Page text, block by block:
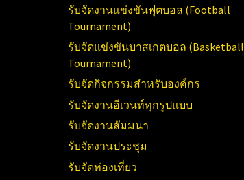
รับจัดงานแข่งขันฟุตบอล (Football
Tournament)
รับจัดแข่งขันบาสเกตบอล (Basketball
Tournament)
รับจัดกิจกรรมสำหรับองค์กร
รับจัดงานอีเวนท์ทุกรูปแบบ
รับจัดงานสัมมนา
รับจัดงานประชุม
รับจัดท่องเที่ยว